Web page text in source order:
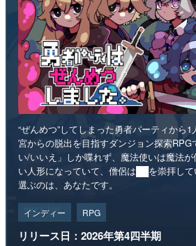
“ぜんめつ”してしまった勇者パーティから
宮からの脱出を目指すダンジョン探索
い/いいえ」しか喋れず、魔法使いは魔法
い人形になっていて、僧侶は██を崇拝し
選ぶのは、あなたです。
インディー RPG
リリース日：2026年第4四半期